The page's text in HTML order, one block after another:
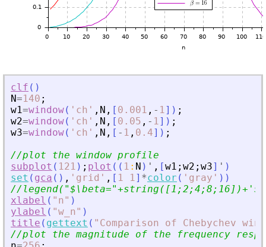
clf ( )
N=140 ;
w1=window( ' ch ' , N , [ 0.001 , - 1] ) ;
w2=window( ' ch ' , N , [ 0.05 , - 1] ) ;
w3=window( ' ch ' , N , [ - 1 , 0.4] ) ;
//plot the window profile
subplot ( 121 ) ; plot ( ( 1 : N ) ' , [w1 ; w2 ; w3] ' )
set ( gca ( ) , ' grid ' , [ 1 1] *color ( ' gray ' ) )
//legend( "$\beta="+string([1;2;4;8;16])+ ' $
xlabel ( " n" )
ylabel ( "w_n" )
title ( gettext ( " Comparison of Chebychev
//plot the magnitude of the frequency